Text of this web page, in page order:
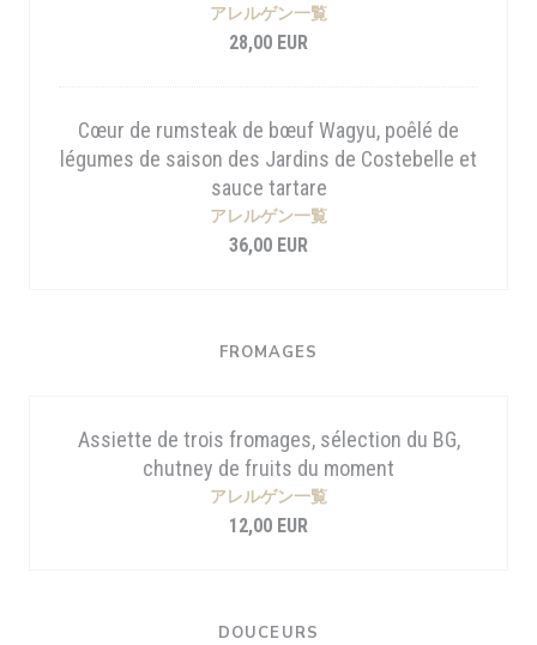
アレルゲン一覧
28,00 EUR
Cœur de rumsteak de bœuf Wagyu, poêlé de
légumes de saison des Jardins de Costebelle et
sauce tartare
アレルゲン一覧
36,00 EUR
FROMAGES
Assiette de trois fromages, sélection du BG,
chutney de fruits du moment
アレルゲン一覧
12,00 EUR
DOUCEURS